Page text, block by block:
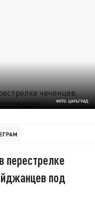
ФОТО: ЦАРЬГРАД
перестрелке
под